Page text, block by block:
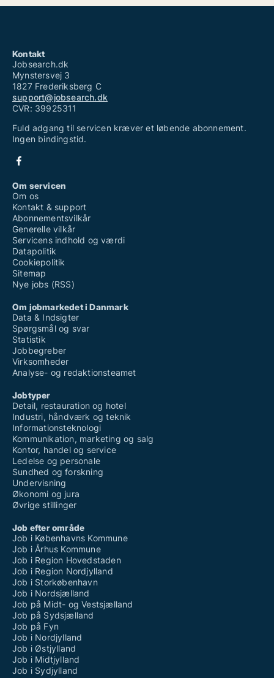
Kontakt
Jobsearch.dk
Mynstersvej 3
1827 Frederiksberg C
support@jobsearch.dk
CVR: 39925311
Fuld adgang til servicen kræver et løbende abonnement.
Ingen bindingstid.
Om servicen
Om os
Kontakt & support
Abonnementsvilkår
Generelle vilkår
Servicens indhold og værdi
Datapolitik
Cookiepolitik
Sitemap
Nye jobs (RSS)
Om jobmarkedet i Danmark
Data & Indsigter
Spørgsmål og svar
Statistik
Jobbegreber
Virksomheder
Analyse- og redaktionsteamet
Jobtyper
Detail, restauration og hotel
Industri, håndværk og teknik
Informationsteknologi
Kommunikation, marketing og salg
Kontor, handel og service
Ledelse og personale
Sundhed og forskning
Undervisning
Økonomi og jura
Øvrige stillinger
Job efter område
Job i Københavns Kommune
Job i Århus Kommune
Job i Region Hovedstaden
Job i Region Nordjylland
Job i Storkøbenhavn
Job i Nordsjælland
Job på Midt- og Vestsjælland
Job på Sydsjælland
Job på Fyn
Job i Nordjylland
Job i Østjylland
Job i Midtjylland
Job i Sydjylland